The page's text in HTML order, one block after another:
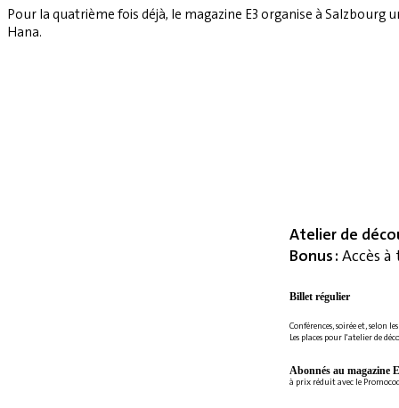
Pour la quatrième fois déjà, le magazine E3 organise à
Hana.
Atelier de
Bonus : Accès
Billet régulier
Conférences, soirée et, selon
Les places pour l'atelier de
Abonnés au magazine
à prix réduit avec le